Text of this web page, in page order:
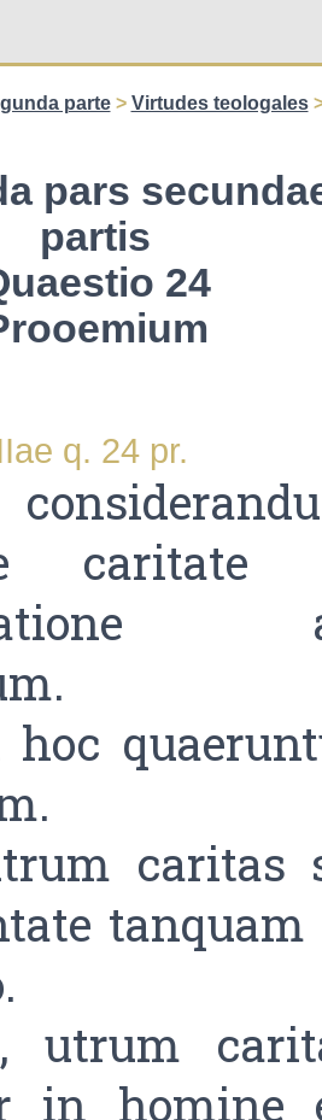
parte> Virtudes teologales
pars
partis
24
q. 24 pr.
caritate
caritas
, utrum
in homine